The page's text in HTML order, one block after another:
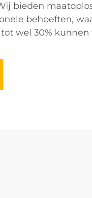
bieden
behoeften,
wel 30% kunnen